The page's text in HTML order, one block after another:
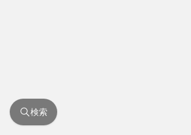
検索